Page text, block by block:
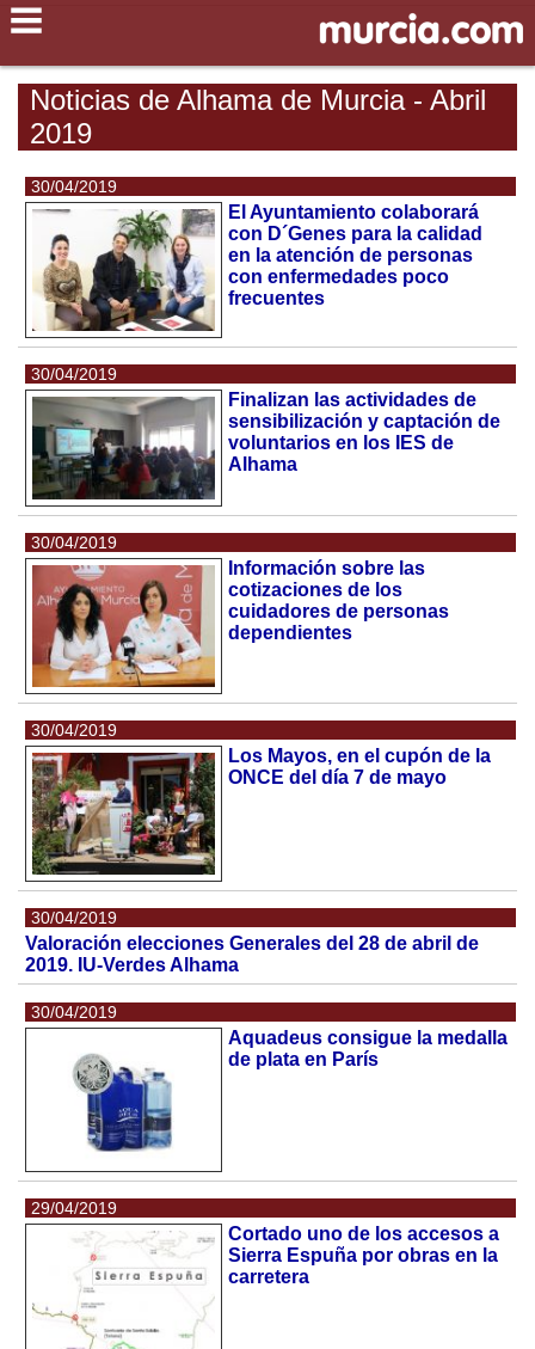
Noticias de Alhama de Murcia - Abril
2019
30/04/2019
El Ayuntamiento colaborará
con D´Genes para la calidad
en la atención de personas
con enfermedades poco
frecuentes
30/04/2019
Finalizan las actividades de
sensibilización y captación de
voluntarios en los IES de
Alhama
30/04/2019
Información sobre las
cotizaciones de los
cuidadores de personas
dependientes
30/04/2019
Los Mayos, en el cupón de la
ONCE del día 7 de mayo
30/04/2019
Valoración elecciones Generales del 28 de abril de
2019. IU-Verdes Alhama
30/04/2019
Aquadeus consigue la medalla
de plata en París
29/04/2019
Cortado uno de los accesos a
Sierra Espuña por obras en la
carretera